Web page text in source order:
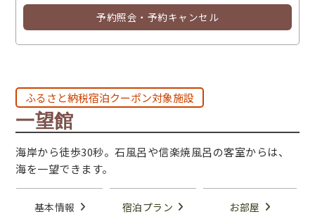
予約照会・予約キャンセル
ふるさと納税宿泊クーポン対象施設
一望館
海岸から徒歩30秒。石風呂や信楽焼風呂の客室からは、
海を一望できます。
基本情報 宿泊プラン お部屋